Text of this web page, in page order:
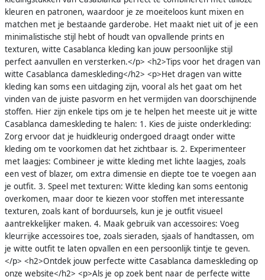
kleuren en patronen, waardoor je ze moeiteloos kunt mixen en
matchen met je bestaande garderobe. Het maakt niet uit of je een
minimalistische stijl hebt of houdt van opvallende prints en
texturen, witte Casablanca kleding kan jouw persoonlijke stijl
perfect aanvullen en versterken.</p> <h2>Tips voor het dragen van
witte Casablanca dameskleding</h2> <p>Het dragen van witte
kleding kan soms een uitdaging zijn, vooral als het gaat om het
vinden van de juiste pasvorm en het vermijden van doorschijnende
stoffen. Hier zijn enkele tips om je te helpen het meeste uit je witte
Casablanca dameskleding te halen: 1. Kies de juiste onderkleding:
Zorg ervoor dat je huidkleurig ondergoed draagt onder witte
kleding om te voorkomen dat het zichtbaar is. 2. Experimenteer
met laagjes: Combineer je witte kleding met lichte laagjes, zoals
een vest of blazer, om extra dimensie en diepte toe te voegen aan
je outfit. 3. Speel met texturen: Witte kleding kan soms eentonig
overkomen, maar door te kiezen voor stoffen met interessante
texturen, zoals kant of borduursels, kun je je outfit visueel
aantrekkelijker maken. 4. Maak gebruik van accessoires: Voeg
kleurrijke accessoires toe, zoals sieraden, sjaals of handtassen, om
je witte outfit te laten opvallen en een persoonlijk tintje te geven.
</p> <h2>Ontdek jouw perfecte witte Casablanca dameskleding op
onze website</h2> <p>Als je op zoek bent naar de perfecte witte